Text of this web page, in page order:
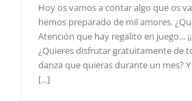
Hoy os vamos a contar algo que os
hemos preparado de mil amores.
Atención que hay regalito en juego...
¿Quieres disfrutar gratuitamente de
danza que quieras durante un mes?
[...]